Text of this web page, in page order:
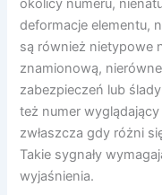
okolicy numeru,
deformacje elementu,
są również nietypowe
znamionową,
zabezpieczeń lub
też numer
zwłaszcza gdy różni
Takie sygnały
wyjaśnienia.